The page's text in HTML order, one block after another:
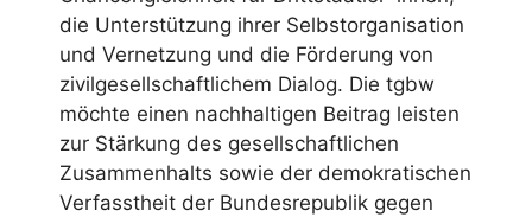
die Unterstützung ihrer Selbstorganisation
und Vernetzung und die Förderung von
zivilgesellschaftlichem Dialog. Die tgbw
möchte einen nachhaltigen Beitrag leisten
zur Stärkung des gesellschaftlichen
Zusammenhalts sowie der demokratischen
Verfasstheit der Bundesrepublik gegen